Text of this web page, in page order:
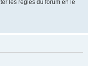
les règles du forum en le